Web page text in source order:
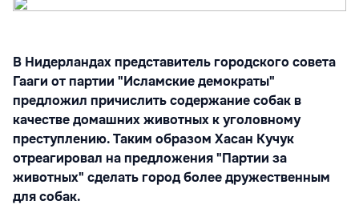
В Нидерландах представитель городского совета
Гааги от партии "Исламские демократы"
предложил причислить содержание собак в
качестве домашних животных к уголовному
преступлению. Таким образом Хасан Кучук
отреагировал на предложения "Партии за
животных" сделать город более дружественным
для собак.